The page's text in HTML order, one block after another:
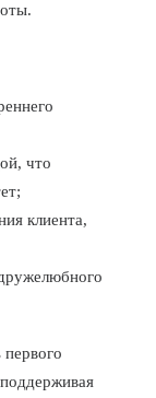
что
клиента,